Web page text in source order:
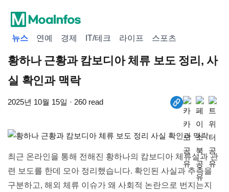
뉴스 연예 경제 IT/테크 라이프 스포츠
황하나 근황과 캄보디아 체류 보도 정리, 사
실 확인과 맥락
2025년 10월 15일 · 260 read
최근 온라인을 통해 전해진 황하나의 캄보디아 체류설과 관
련 보도를 한데 모아 정리했습니다. 확인된 사실과 추측을
구분하고, 해외 체류 이슈가 왜 사회적 논란으로 번지는지